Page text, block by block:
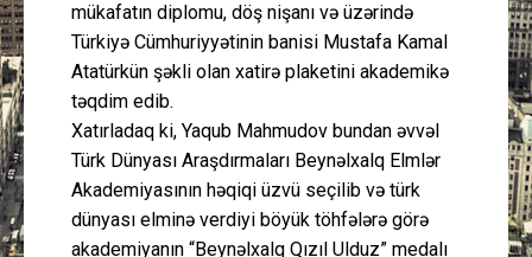
mükafatın diplomu, döş nişanı və üzərində
Türkiyə Cümhuriyyətinin banisi Mustafa Kamal
Atatürkün şəkli olan xatirə plaketini akademikə
təqdim edib.
Xatırladaq ki, Yaqub Mahmudov bundan əvvəl
Türk Dünyası Araşdırmaları Beynəlxalq Elmlər
Akademiyasının həqiqi üzvü seçilib və türk
dünyası elminə verdiyi böyük töhfələrə görə
akademiyanın “Beynəlxalq Qızıl Ulduz” medalı